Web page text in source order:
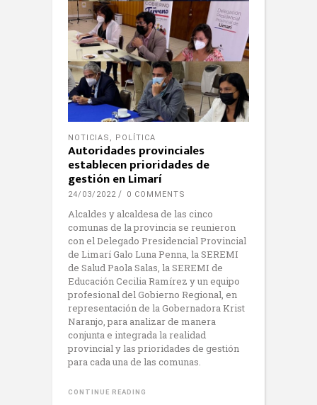
NOTICIAS , POLÍTICA
Autoridades provinciales
establecen prioridades de
gestión en Limarí
24/03/2022 0 COMMENTS
Alcaldes y alcaldesa de las cinco
comunas de la provincia se reunieron
con el Delegado Presidencial Provincial
de Limarí Galo Luna Penna, la SEREMI
de Salud Paola Salas, la SEREMI de
Educación Cecilia Ramírez y un equipo
profesional del Gobierno Regional, en
representación de la Gobernadora Krist
Naranjo, para analizar de manera
conjunta e integrada la realidad
provincial y las prioridades de gestión
para cada una de las comunas.
CONTINUE READING